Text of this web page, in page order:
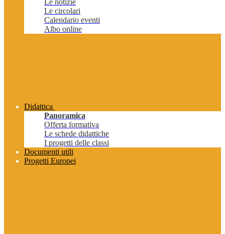
Le notizie
Le circolari
Calendario eventi
Albo online
Didattica
Panoramica
Offerta formativa
Le schede didattiche
I progetti delle classi
Documenti utili
Progetti Europei